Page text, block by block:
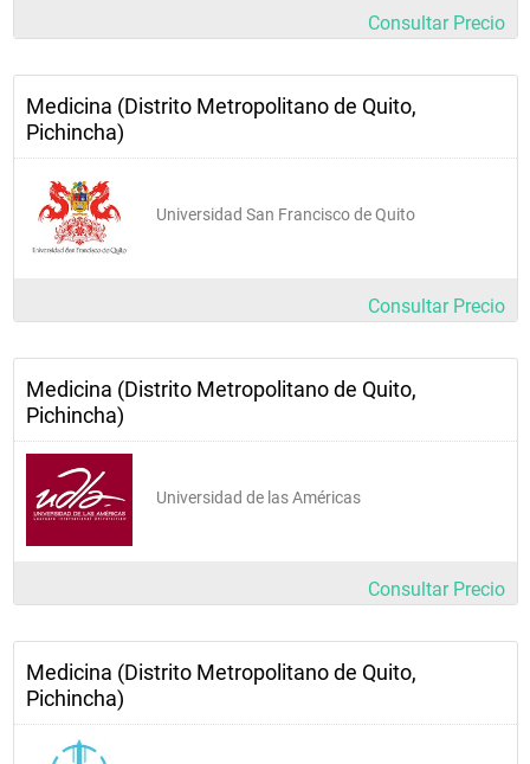
Consultar Precio
Medicina (Distrito Metropolitano de Quito,
Pichincha)
Universidad San Francisco de Quito
Consultar Precio
Medicina (Distrito Metropolitano de Quito,
Pichincha)
Universidad de las Américas
Consultar Precio
Medicina (Distrito Metropolitano de Quito,
Pichincha)